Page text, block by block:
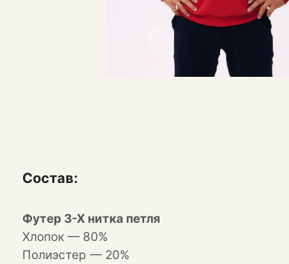
Состав:
Футер 3-Х нитка петля
Хлопок — 80%
Полиэстер — 20%